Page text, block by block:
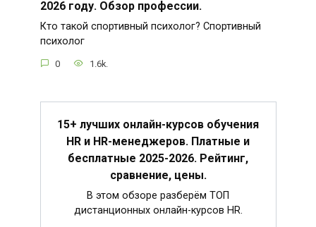
2026 году. Обзор профессии.
Кто такой спортивный психолог? Спортивный
психолог
0 1.6k.
15+ лучших онлайн-курсов обучения
HR и HR-менеджеров. Платные и
бесплатные 2025-2026. Рейтинг,
сравнение, цены.
В этом обзоре разберём ТОП
дистанционных онлайн-курсов HR.